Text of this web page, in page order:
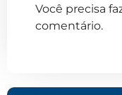
Você precisa
comentário.